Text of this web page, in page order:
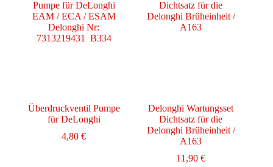
Überdruckventil Pumpe
für DeLonghi
4,80€
Delonghi Wartungsset
Dichtsatz für die
Delonghi Brüheinheit /
A163
11,90€